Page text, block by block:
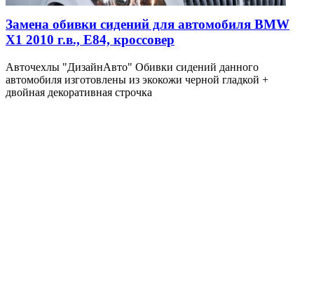
Замена обивки сидений для автомобиля BMW
X1 2010 г.в., E84, кроссовер
Авточехлы "ДизайнАвто" Обивки сидений данного
автомобиля изготовлены из экокожи черной гладкой +
двойная декоративная строчка